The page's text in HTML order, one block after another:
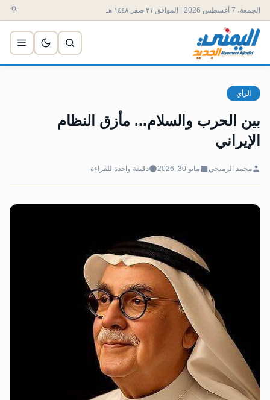
الجمعة، 7 أغسطس 2026 | الموافق ٢١ صفر ١٤٤٨ هـ
الرأي
بين الحرب والسلام... مأزق النظام
الإيراني
محمد الرميحي مايو 30, 2026 دقيقة واحدة للقراءة